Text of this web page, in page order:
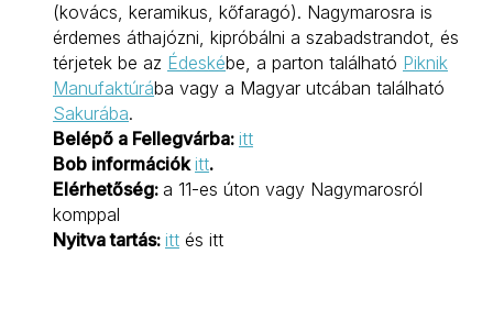
(kovács, keramikus, kőfaragó). Nagymarosra is
érdemes áthajózni, kipróbálni a szabadstrandot, és
térjetek be az Édeskébe, a parton található Piknik
Manufaktúrába vagy a Magyar utcában található
Sakurába.
Belépő a Fellegvárba: itt
Bob információkitt.
Elérhetőség: a 11-es úton vagy Nagymarosról
komppal
Nyitva tartás: itt és itt